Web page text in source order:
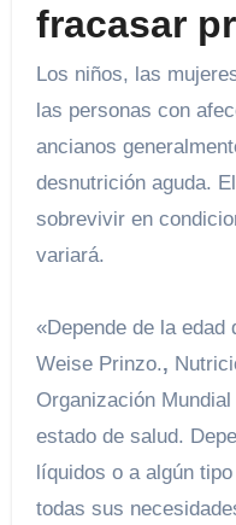
fracasar
Los niños, las
las personas con
ancianos
desnutrición aguda.
sobrevivir en
variará.
«Depende de la edad de la persona», dijo Zita
Weise Prinzo.,
Organización
estado de salud.
líquidos o a algún
todas sus